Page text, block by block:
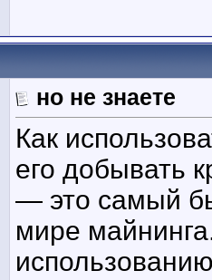
но не знаете
Как
его добывать
— это самый
мире